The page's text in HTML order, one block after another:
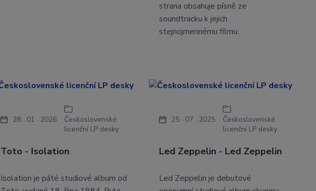
strana obsahuje písně ze
soundtracku k jejich
stejnojmennému filmu.
Toto - Isolation
28 01 2026
Československé
licenční LP desky
Isolation je páté studiové album od
Led Zeppelin - Led Zeppelin
25 07 2025
Československé
licenční LP desky
Led Zeppelin je debutové